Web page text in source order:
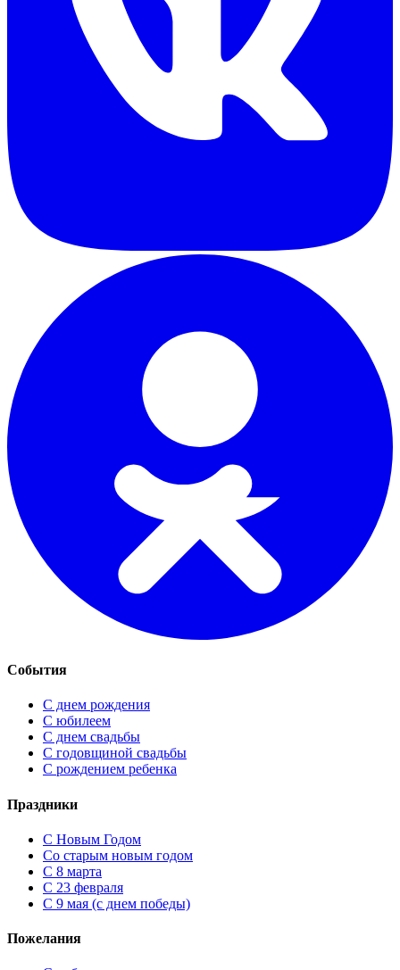
События
С днем рождения
С юбилеем
С днем свадьбы
С годовщиной свадьбы
С рождением ребенка
Праздники
C Новым Годом
Cо старым новым годом
С 8 марта
С 23 февраля
С 9 мая (с днем победы)
Пожелания